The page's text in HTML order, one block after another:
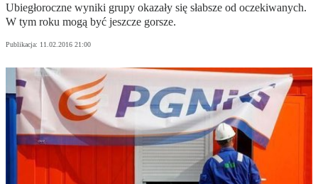
Ubiegłoroczne wyniki grupy okazały się słabsze od oczekiwanych.
W tym roku mogą być jeszcze gorsze.
Publikacja: 11.02.2016 21:00